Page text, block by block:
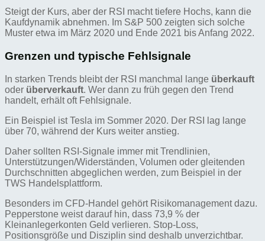
Steigt der Kurs, aber der RSI macht tiefere Hochs, kann die
Kaufdynamik abnehmen. Im S&P 500 zeigten sich solche
Muster etwa im März 2020 und Ende 2021 bis Anfang 2022.
Grenzen und typische Fehlsignale
In starken Trends bleibt der RSI manchmal lange überkauft
oder überverkauft. Wer dann zu früh gegen den Trend
handelt, erhält oft Fehlsignale.
Ein Beispiel ist Tesla im Sommer 2020. Der RSI lag lange
über 70, während der Kurs weiter anstieg.
Daher sollten RSI-Signale immer mit Trendlinien,
Unterstützungen/Widerständen, Volumen oder gleitenden
Durchschnitten abgeglichen werden, zum Beispiel in der
TWS Handelsplattform.
Besonders im CFD-Handel gehört Risikomanagement dazu.
Pepperstone weist darauf hin, dass 73,9 % der
Kleinanlegerkonten Geld verlieren. Stop-Loss,
Positionsgröße und Disziplin sind deshalb unverzichtbar.